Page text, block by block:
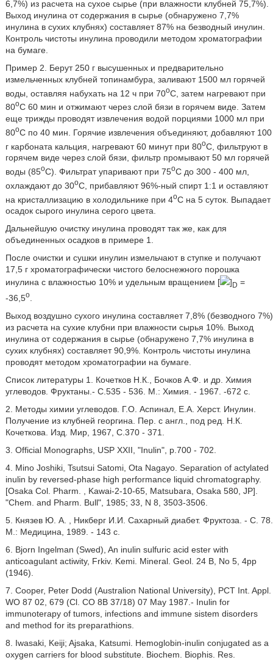
6,7%) из расчета на сухое сырье (при влажности клубней 75,7%).
Выход инулина от содержания в сырье (обнаружено 7,7%
инулина в сухих клубнях) составляет 87% на безводный инулин.
Контроль чистоты инулина проводили методом хроматографии
на бумаге.
Пример 2. Берут 250 г высушенных и предварительно
измельченных клубней топинамбура, заливают 1500 мл горячей
воды, оставляя набухать на 12 ч при 70oC, затем нагревают при
80oC 60 мин и отжимают через слой бязи в горячем виде. Затем
еще трижды проводят извлечения водой порциями 1000 мл при
80oC по 40 мин. Горячие извлечения объединяют, добавляют 100
г карбоната кальция, нагревают 60 минут при 80oC, фильтруют в
горячем виде через слой бязи, фильтр промывают 50 мл горячей
воды (85oC). Фильтрат упаривают при 75oC до 300 - 400 мл,
охлаждают до 30oC, прибавляют 96%-ный спирт 1:1 и оставляют
на кристаллизацию в холодильнике при 4oC на 5 суток. Выпадает
осадок сырого инулина серого цвета.
Дальнейшую очистку инулина проводят так же, как для
объединенных осадков в примере 1.
После очистки и сушки инулин измельчают в ступке и получают
17,5 г хроматографически чистого белоснежного порошка
инулина с влажностью 10% и удельным вращением [
] D =
-36,5o.
Выход воздушно сухого инулина составляет 7,8% (безводного 7%)
из расчета на сухие клубни при влажности сырья 10%. Выход
инулина от содержания в сырье (обнаружено 7,7% инулина в
сухих клубнях) составляет 90,9%. Контроль чистоты инулина
проводят методом хроматографии на бумаге.
Список литературы 1. Кочетков Н.К., Бочков А.Ф. и др. Химия
углеводов. Фруктаны.- С.535 - 536. М.: Химия. - 1967. -672 с.
2. Методы химии углеводов. Г.О. Аспинал, Е.А. Херст. Инулин.
Получение из клубней георгина. Пер. с англ., под ред. Н.К.
Кочеткова. Изд. Мир, 1967, С.370 - 371.
3. Official Monographs, USP XXII, "Inulin", p.700 - 702.
4. Mino Joshiki, Tsutsui Satomi, Ota Nagayo. Separation of actylated
inulin by reversed-phase high performance liquid chromatography.
[Osaka Col. Pharm. , Kawai-2-10-65, Matsubara, Osaka 580, JP].
"Chem. and Pharm. Bull", 1985; 33, N 8, 3503-3506.
5. Князев Ю. А. , Никберг И.И. Сахарный диабет. Фруктоза. - С. 78.
М.: Медицина, 1989. - 143 с.
6. Bjorn Ingelman (Swed), An inulin sulfuric acid ester with
anticoagulant actiwity, Frkiv. Kemi. Mineral. Geol. 24 B, No 5, 4pp
(1946).
7. Cooper, Peter Dodd (Australion National University), PCT Int. Appl.
WO 87 02, 679 (Cl. CO 8B 37/18) 07 May 1987.- Inulin for
immunoterapy of tumors, infections and immune sistem disorders
and method for its preparathions.
8. Iwasaki, Keiji; Ajsaka, Katsumi. Hemoglobin-inulin conjugated as a
oxygen carriers for blood substitute. Biochem. Biophis. Res.